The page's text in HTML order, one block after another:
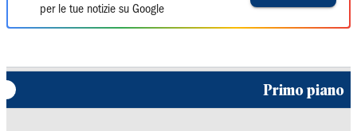
per le tue notizie su Google
Primo piano